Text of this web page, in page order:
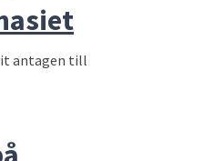
antagen till